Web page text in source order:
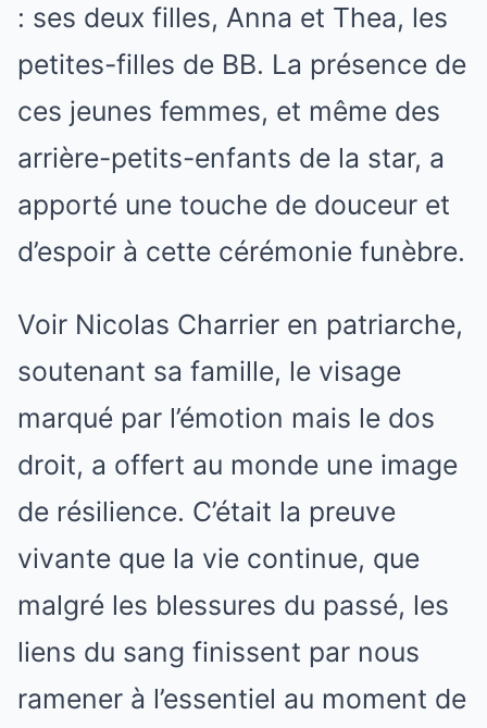
: ses deux filles, Anna et Thea, les
petites-filles de BB. La présence de
ces jeunes femmes, et même des
arrière-petits-enfants de la star, a
apporté une touche de douceur et
d’espoir à cette cérémonie funèbre.
Voir Nicolas Charrier en patriarche,
soutenant sa famille, le visage
marqué par l’émotion mais le dos
droit, a offert au monde une image
de résilience. C’était la preuve
vivante que la vie continue, que
malgré les blessures du passé, les
liens du sang finissent par nous
ramener à l’essentiel au moment de